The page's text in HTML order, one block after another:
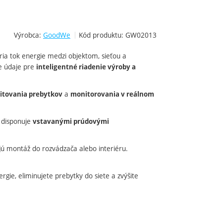
Výrobca: GoodWe Kód produktu: GW02013
tok energie medzi objektom, sieťou a
údaje pre inteligentné riadenie výroby a
prebytkov a monitorovania v reálnom
vstavanými prúdovými
montáž do rozvádzača alebo interiéru.
eliminujete prebytky do siete a zvýšite